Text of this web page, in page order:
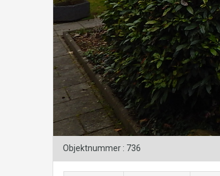
Objektnummer : 736